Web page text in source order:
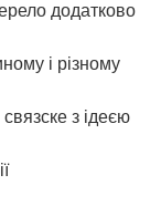
додатково
і різному
з ідеєю